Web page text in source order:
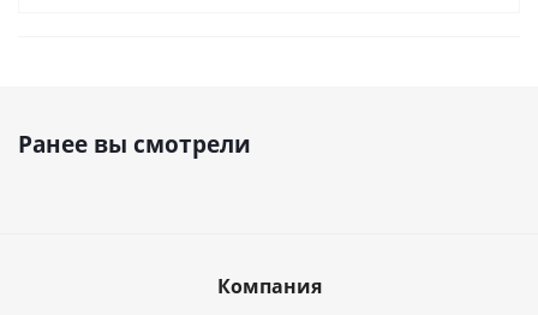
Ранее вы смотрели
Компания